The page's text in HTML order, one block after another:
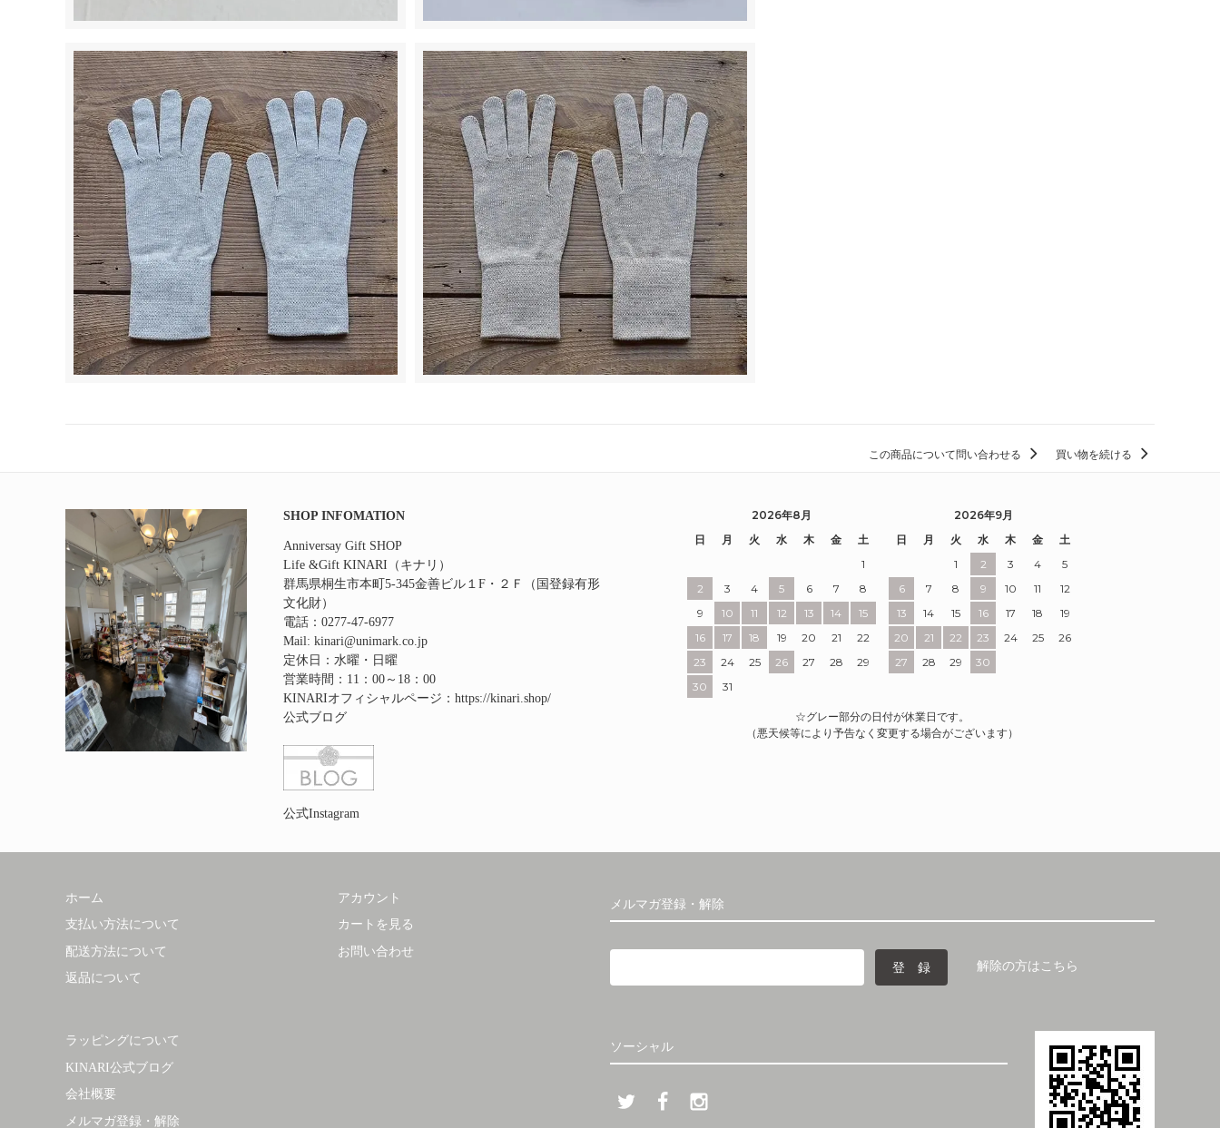
この商品について問い合わせる 買い物を続ける
SHOP INFOMATION
Anniversay Gift SHOP
Life &Gift KINARI（キナリ）
群馬県桐生市本町5‐345金善ビル１F・２Ｆ（国登録有形
文化財）
電話：0277-47-6977
Mail: kinari@unimark.co.jp
定休日：水曜・日曜
営業時間：11：00～18：00
KINARIオフィシャルページ： https://kinari.shop/
公式ブログ
公式Instagram
2026年8月
日
月 火 水 木 金
土
1
2
3 4 5 6 7
8
9
10 11 12 13 14
15
16
17 18 19 20 21
22
23
24 25 26 27 28
29
30
31
2026年9月
日
月 火 水 木 金
土
1
2 3 4
5
6
7 8 9 10 11
12
13
14 15 16 17 18
19
20
21 22 23 24 25
26
27
28 29 30
☆グレー部分の日付が休業日です。
（悪天候等により予告なく変更する場合がございます）
メルマガ登録・解除
解除の方はこちら
ホーム
支払い方法について
配送方法について
返品について
アカウント
カートを見る
お問い合わせ
ソーシャル
ラッピングについて
KINARI公式ブログ
会社概要
メルマガ登録・解除